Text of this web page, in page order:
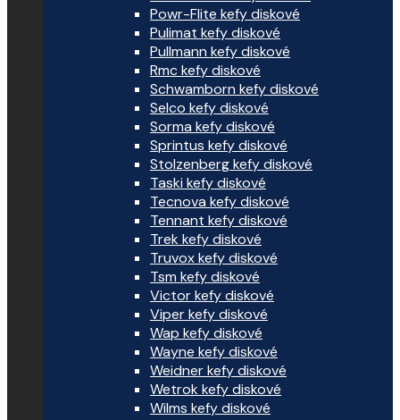
Powr-Flite kefy diskové
Pulimat kefy diskové
Pullmann kefy diskové
Rmc kefy diskové
Schwamborn kefy diskové
Selco kefy diskové
Sorma kefy diskové
Sprintus kefy diskové
Stolzenberg kefy diskové
Taski kefy diskové
Tecnova kefy diskové
Tennant kefy diskové
Trek kefy diskové
Truvox kefy diskové
Tsm kefy diskové
Victor kefy diskové
Viper kefy diskové
Wap kefy diskové
Wayne kefy diskové
Weidner kefy diskové
Wetrok kefy diskové
Wilms kefy diskové